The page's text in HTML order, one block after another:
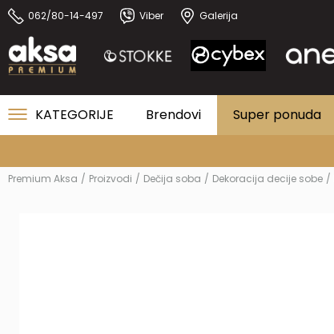
062/80-14-497 Viber Galerija
KATEGORIJE Brendovi Super ponuda
Premium Aksa Proizvodi Dečija soba Dekoracija decije sobe